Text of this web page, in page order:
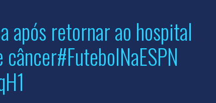
após retornar ao hospital
câncer#FutebolNaESPN